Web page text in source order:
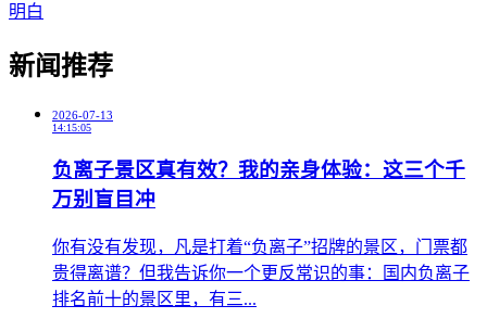
明白
新闻推荐
2026-07-13
14:15:05
负离子景区真有效？我的亲身体验：这三个千
万别盲目冲
​你有没有发现，凡是打着“负离子”招牌的景区，门票都
贵得离谱？但我告诉你一个更反常识的事：国内负离子
排名前十的景区里，有三...